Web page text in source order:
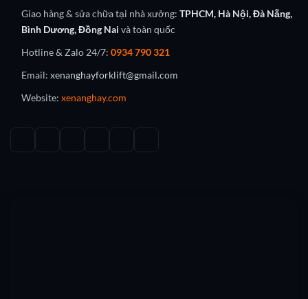
Giao hàng & sửa chữa tại nhà xưởng: TPHCM, Hà Nội, Đà Nẵng,
Bình Dương, Đồng Nai và toàn quốc
Hotline & Zalo 24/7: 0934 790 321
Email: xenanghayforklift@gmail.com
Website: xenanghay.com